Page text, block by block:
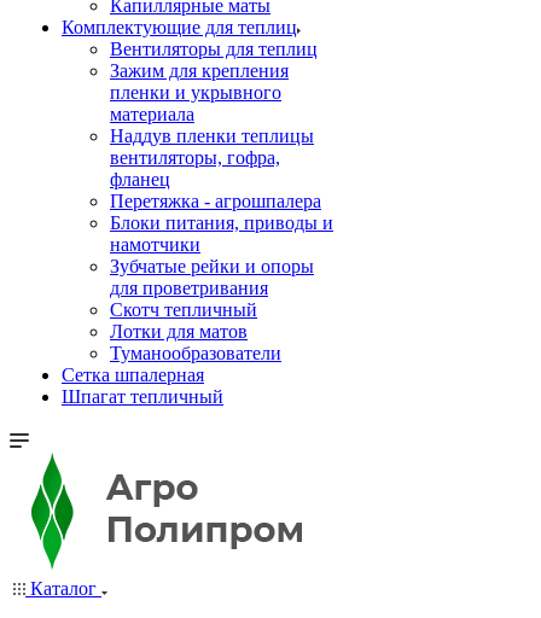
Капиллярные маты
Комплектующие для теплиц
Вентиляторы для теплиц
Зажим для крепления
пленки и укрывного
материала
Наддув пленки теплицы
вентиляторы, гофра,
фланец
Перетяжка - агрошпалера
Блоки питания, приводы и
намотчики
Зубчатые рейки и опоры
для проветривания
Скотч тепличный
Лотки для матов
Туманообразователи
Сетка шпалерная
Шпагат тепличный
Каталог